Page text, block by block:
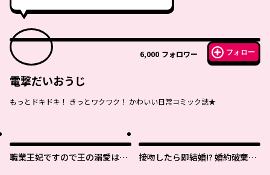
6,000 フォロワー フォロー
電撃だいおうじ
もっとドキドキ！ きっとワクワク！ かわいい日常コミック誌★
職業王妃ですので王の溺愛はご
接吻したら即結婚!? 婚約破棄さ